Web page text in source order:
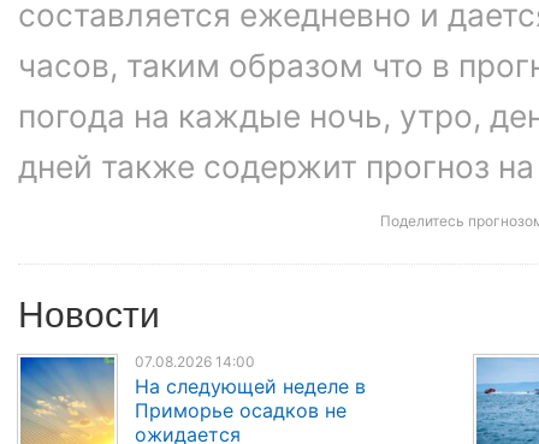
составляется ежедневно и
часов, таким образом что в
погода на каждые ночь, утро,
дней также содержит прогноз
Поделитесь
Новости
07.08.2026 14:00
На следующей неделе в
Приморье осадков не
ожидается